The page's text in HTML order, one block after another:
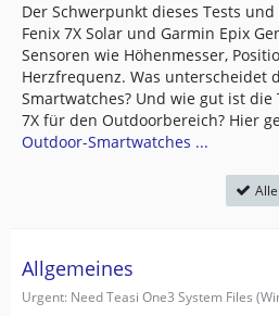
Der Schwerpunkt dieses Tests
Fenix 7X Solar und Garmin Epix
Sensoren wie Höhenmesser,
Herzfrequenz. Was unterscheidet
Smartwatches? Und wie gut ist die
7X für den Outdoorbereich? Hier
Outdoor-Smartwatches ...
Allgemeines